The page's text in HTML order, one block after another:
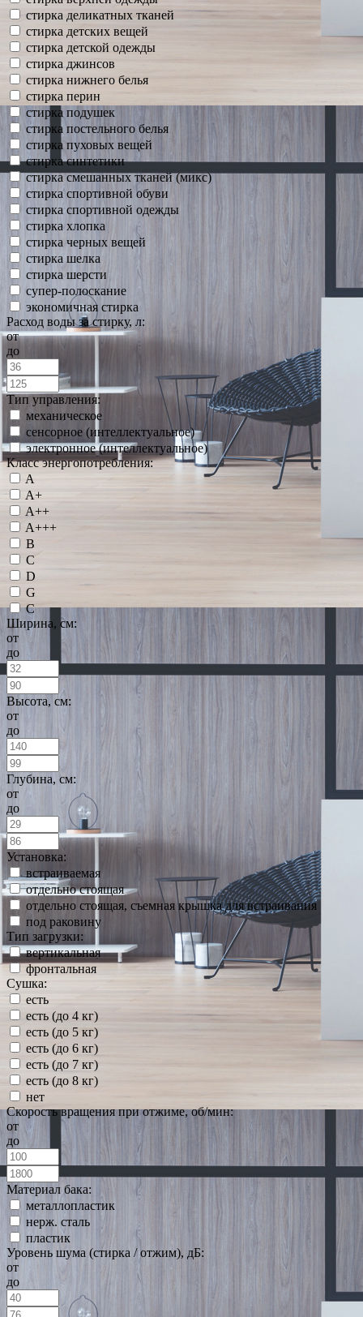
стирка деликатных тканей
стирка детских вещей
стирка детской одежды
стирка джинсов
стирка нижнего белья
стирка перин
стирка подушек
стирка постельного белья
стирка пуховых вещей
стирка синтетики
стирка смешанных тканей (микс)
стирка спортивной обуви
стирка спортивной одежды
стирка хлопка
стирка черных вещей
стирка шелка
стирка шерсти
супер-полоскание
экономичная стирка
Расход воды за стирку, л:
от
до
Тип управления:
механическое
сенсорное (интеллектуальное)
электронное (интеллектуальное)
Класс энергопотребления:
A
A+
A++
A+++
B
C
D
G
С
Ширина, см:
от
до
Высота, см:
от
до
Глубина, см:
от
до
Установка:
встраиваемая
отдельно стоящая
отдельно стоящая, съемная крышка для встраивания
под раковину
Тип загрузки:
вертикальная
фронтальная
Сушка:
есть
есть (до 4 кг)
есть (до 5 кг)
есть (до 6 кг)
есть (до 7 кг)
есть (до 8 кг)
нет
Скорость вращения при отжиме, об/мин:
от
до
Материал бака:
металлопластик
нерж. сталь
пластик
Уровень шума (стирка / отжим), дБ:
от
до